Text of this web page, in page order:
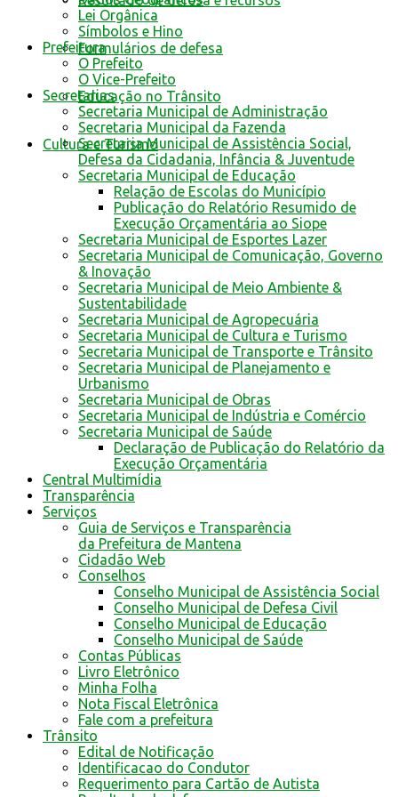
Formulários de defesa
Educação no Trânsito
Cultura e Turismo
Lei Orgânica
Símbolos e Hino
Prefeitura
O Prefeito
O Vice-Prefeito
Secretarias
Secretaria Municipal de Administração
Secretaria Municipal da Fazenda
Secretaria Municipal de Assistência Social,
Defesa da Cidadania, Infância & Juventude
Secretaria Municipal de Educação
Relação de Escolas do Município
Publicação do Relatório Resumido de
Execução Orçamentária ao Siope
Secretaria Municipal de Esportes Lazer
Secretaria Municipal de Comunicação, Governo
& Inovação
Secretaria Municipal de Meio Ambiente &
Sustentabilidade
Secretaria Municipal de Agropecuária
Secretaria Municipal de Cultura e Turismo
Secretaria Municipal de Transporte e Trânsito
Secretaria Municipal de Planejamento e
Urbanismo
Secretaria Municipal de Obras
Secretaria Municipal de Indústria e Comércio
Secretaria Municipal de Saúde
Declaração de Publicação do Relatório da
Execução Orçamentária
Central Multimídia
Transparência
Serviços
Guia de Serviços e Transparência
da Prefeitura de Mantena
Cidadão Web
Conselhos
Conselho Municipal de Assistência Social
Conselho Municipal de Defesa Civil
Conselho Municipal de Educação
Conselho Municipal de Saúde
Contas Públicas
Livro Eletrônico
Minha Folha
Nota Fiscal Eletrônica
Fale com a prefeitura
Trânsito
Edital de Notificação
Identificacao do Condutor
Requerimento para Cartão de Autista